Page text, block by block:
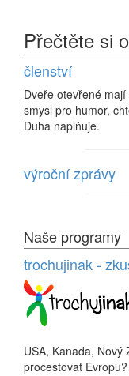
Přečtěte si
členství
Dveře otevřené
smysl pro humor,
Duha naplňuje.
výroční zprávy
Naše programy
trochujinak -
USA, Kanada, Nový
procestovat